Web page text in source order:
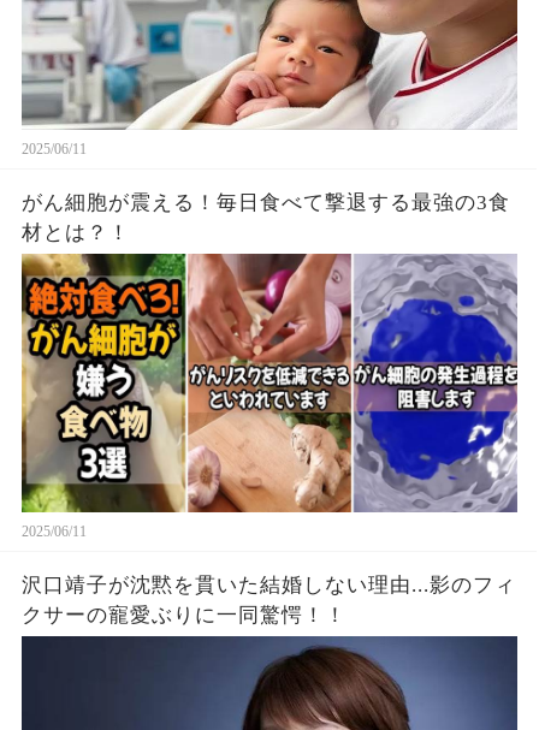
2025/06/11
がん細胞が震える！毎日食べて撃退する最強の3食
材とは？！
2025/06/11
沢口靖子が沈黙を貫いた結婚しない理由...影のフィ
クサーの寵愛ぶりに一同驚愕！！